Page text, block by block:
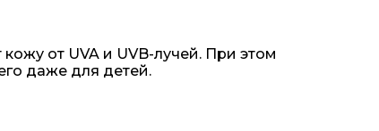
от UVA и UVB-лучей. При этом
даже для детей.